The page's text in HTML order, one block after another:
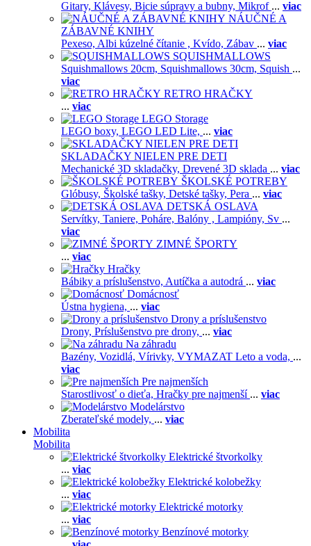
Gitary, Klávesy, Bicie súpravy a bubny, Mikrof ... viac
NÁUČNÉ A
ZÁBAVNÉ KNIHY
Pexeso, Albi kúzelné čítanie , Kvído, Zábav ... viac
SQUISHMALLOWS
Squishmallows 20cm, Squishmallows 30cm, Squish ...
viac
RETRO HRAČKY
... viac
LEGO Storage
LEGO boxy, LEGO LED Lite, ... viac
SKLADAČKY NIELEN PRE DETI
Mechanické 3D skladačky, Drevené 3D sklada ... viac
ŠKOLSKÉ POTREBY
Glóbusy, Školské tašky, Detské tašky, Pera ... viac
DETSKÁ OSLAVA
Servítky, Taniere, Poháre, Balóny , Lampióny, Sv ...
viac
ZIMNÉ ŠPORTY
... viac
Hračky
Bábiky a príslušenstvo, Autíčka a autodrá ... viac
Domácnosť
Ústna hygiena, ... viac
Drony a príslušenstvo
Drony, Príslušenstvo pre drony, ... viac
Na záhradu
Bazény, Vozidlá, Vírivky, VYMAZAT Leto a voda, ...
viac
Pre najmenších
Starostlivosť o dieťa, Hračky pre najmenší ... viac
Modelárstvo
Zberateľské modely, ... viac
Mobilita
Mobilita
Elektrické štvorkolky
... viac
Elektrické kolobežky
... viac
Elektrické motorky
... viac
Benzínové motorky